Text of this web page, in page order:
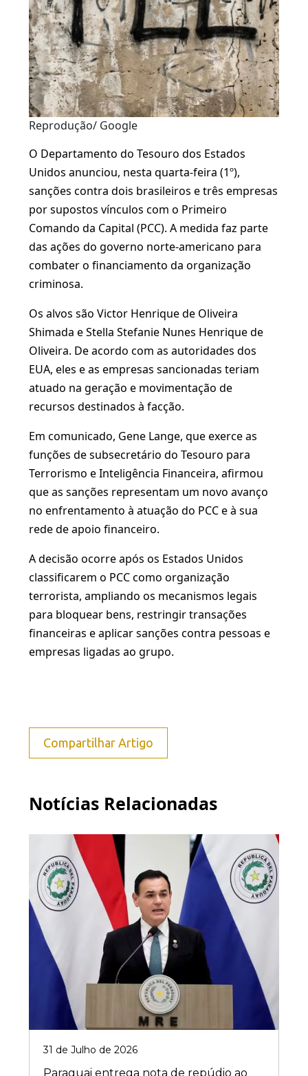
Reprodução/ Google
O Departamento do Tesouro dos Estados
Unidos anunciou, nesta quarta-feira (1º),
sanções contra dois brasileiros e três empresas
por supostos vínculos com o Primeiro
Comando da Capital (PCC). A medida faz parte
das ações do governo norte-americano para
combater o financiamento da organização
criminosa.
Os alvos são Victor Henrique de Oliveira
Shimada e Stella Stefanie Nunes Henrique de
Oliveira. De acordo com as autoridades dos
EUA, eles e as empresas sancionadas teriam
atuado na geração e movimentação de
recursos destinados à facção.
Em comunicado, Gene Lange, que exerce as
funções de subsecretário do Tesouro para
Terrorismo e Inteligência Financeira, afirmou
que as sanções representam um novo avanço
no enfrentamento à atuação do PCC e à sua
rede de apoio financeiro.
A decisão ocorre após os Estados Unidos
classificarem o PCC como organização
terrorista, ampliando os mecanismos legais
para bloquear bens, restringir transações
financeiras e aplicar sanções contra pessoas e
empresas ligadas ao grupo.
Compartilhar Artigo
Notícias Relacionadas
31 de Julho de 2026
Paraguai entrega nota de repúdio ao